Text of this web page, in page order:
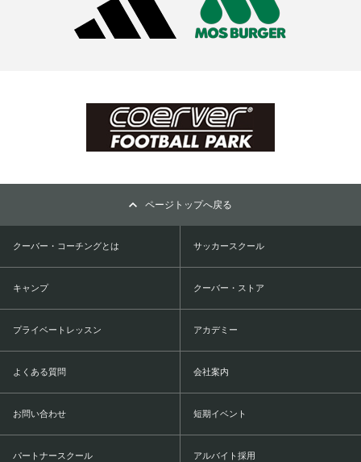
ページトップへ戻る
クーバー・コーチングとは サッカースクール
キャンプ クーバー・ストア
プライベートレッスン アカデミー
よくある質問 会社案内
お問い合わせ 短期イベント
パートナースクール アルバイト採用